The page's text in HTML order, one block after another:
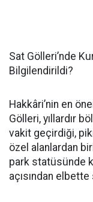
Sat Gölleri’nde
Bilgilendirildi?
Hakkâri’nin en
Gölleri, yıllardır
vakit geçirdiği,
özel alanlardan
park statüsünde
açısından